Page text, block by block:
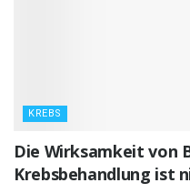
KREBS
Die Wirksamkeit von
Krebsbehandlung ist